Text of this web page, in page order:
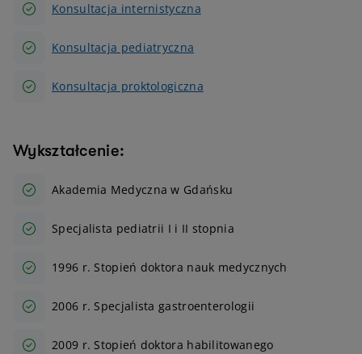
Konsultacja internistyczna
Konsultacja pediatryczna
Konsultacja proktologiczna
Wykształcenie:
Akademia Medyczna w Gdańsku
Specjalista pediatrii I i II stopnia
1996 r. Stopień doktora nauk medycznych
2006 r. Specjalista gastroenterologii
2009 r. Stopień doktora habilitowanego